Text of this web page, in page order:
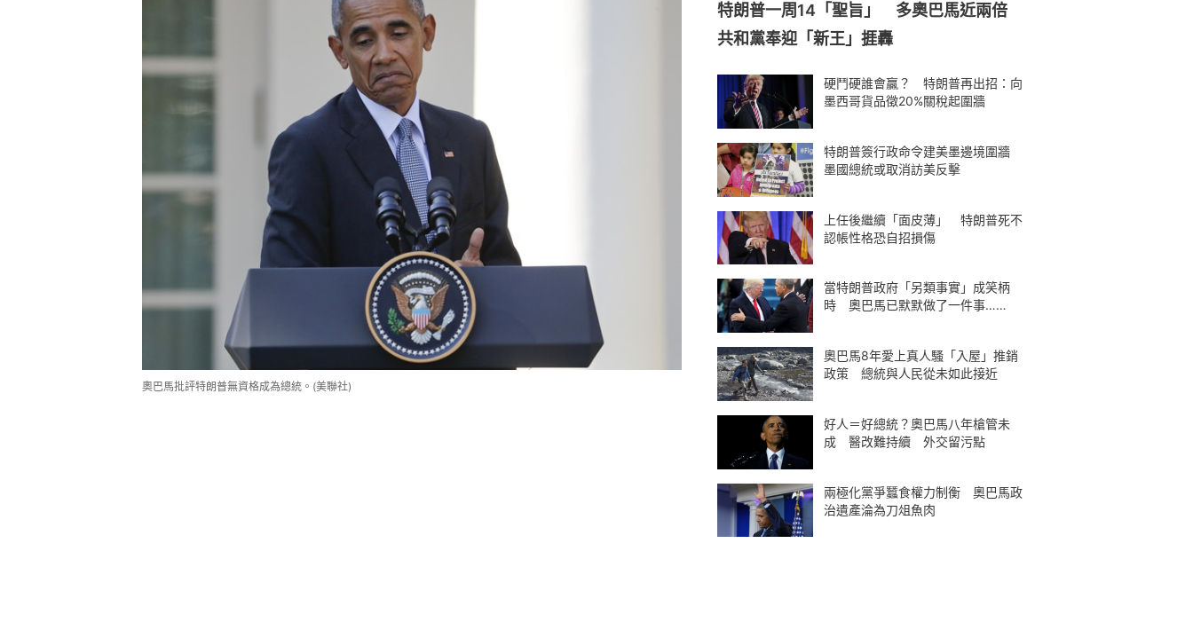
奧巴馬批評特朗普無資格成為總統。(美聯社)
特朗普一周14「聖旨」 多奧巴馬近兩倍
共和黨奉迎「新王」捱轟
硬鬥硬誰會贏？ 特朗普再出招：向
墨西哥貨品徵20%關稅起圍牆
特朗普簽行政命令建美墨邊境圍牆
墨國總統或取消訪美反擊
上任後繼續「面皮薄」 特朗普死不
認帳性格恐自招損傷
當特朗普政府「另類事實」成笑柄
時 奧巴馬已默默做了一件事……
奧巴馬8年愛上真人騷「入屋」推銷
政策 總統與人民從未如此接近
好人＝好總統？奧巴馬八年槍管未
成 醫改難持續 外交留污點
兩極化黨爭蠶食權力制衡 奧巴馬政
治遺產淪為刀俎魚肉